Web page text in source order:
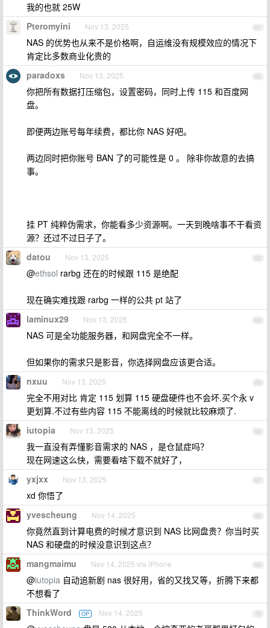
我的也就 25W
61
Pteromyini Nov 13, 2025
NAS 的优势也从来不是价格啊，自运维没有规模效应的情况下
肯定比多数商业化贵的
62
paradoxs Nov 13, 2025
你把所有数据打压缩包，设置密码，同时上传 115 和百度网
盘。
即便两边账号每年续费，都比你 NAS 好吧。
两边同时把你账号 BAN 了的可能性是 0 。 除非你故意的去搞
事。
挂 PT 纯粹伪需求，你能看多少资源啊。一天到晚啥事不干看资
源？还过不过日子了。
63
datou Nov 13, 2025
@ethsol rarbg 还在的时候跟 115 是绝配
现在确实难找跟 rarbg 一样的公共 pt 站了
64
laminux29 Nov 13, 2025
NAS 可是全功能服务器，和网盘完全不一样。
但如果你的需求只是影音，你选择网盘应该更合适。
65
nxuu Nov 13, 2025
完全不用对比 肯定 115 划算 115 硬盘硬件也不会坏.买个永 v
更划算.不过有些内容 115 不能离线的时候就比较麻烦了.
66
iutopia Nov 13, 2025
我一直没有弄懂影音需求的 NAS ，是仓鼠症吗？
现在网速这么快，需要看啥下载不就好了，
67
yxjxx Nov 13, 2025
xd 你悟了
68
yvescheung Nov 14, 2025
你竟然直到计算电费的时候才意识到 NAS 比网盘贵？你当时买
NAS 和硬盘的时候没意识到这点？
69
mangmaimu Nov 14, 2025 via iPhone
@iutopia 自动追新剧 nas 很好用，省的又找又等，折腾下来都
不想看了
70
ThinkWord OP Nov 14, 2025